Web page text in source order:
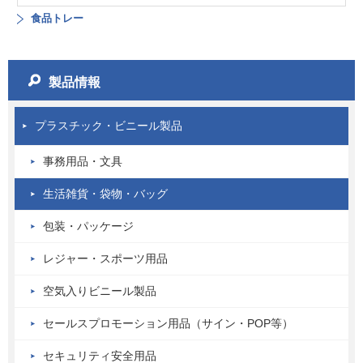
食品トレー
製品情報
プラスチック・ビニール製品
事務用品・文具
生活雑貨・袋物・バッグ
包装・パッケージ
レジャー・スポーツ用品
空気入りビニール製品
セールスプロモーション用品（サイン・POP等）
セキュリティ安全用品